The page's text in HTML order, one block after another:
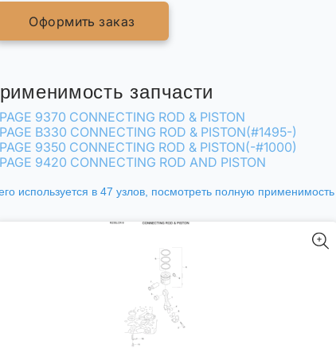
Оформить заказ
запчасти
PAGE 9370 CONNECTING ROD & PISTON
PAGE B330 CONNECTING ROD & PISTON(#1495-)
PAGE 9350 CONNECTING ROD & PISTON(-#1000)
PAGE 9420 CONNECTING ROD AND PISTON
используется в 47 узлов, посмотреть полную применимость